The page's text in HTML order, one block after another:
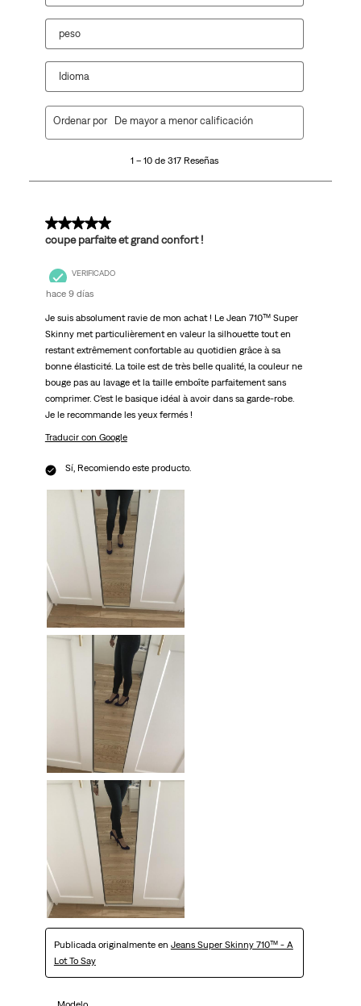
peso
Idioma
317
1 – 10 de 317 Reseñas
Ordenar por De mayor a menor calificación
5 de 5 estrellas.
coupe parfaite et grand confort !
VERIFICADO
hace 9 días
Je suis absolument ravie de mon achat ! Le Jean 710™ Super
Skinny met particulièrement en valeur la silhouette tout en
restant extrêmement confortable au quotidien grâce à sa
bonne élasticité. La toile est de très belle qualité, la couleur ne
bouge pas au lavage et la taille emboîte parfaitement sans
comprimer. C'est le basique idéal à avoir dans sa garde-robe.
Je le recommande les yeux fermés !
Traducir con Google
Sí, Recomiendo este producto.
Publicada originalmente en Jeans Super Skinny 710™ - A
Lot To Say